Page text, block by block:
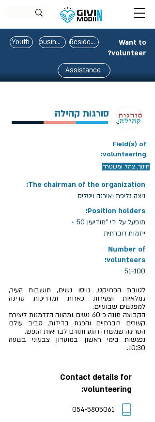
Youth business Residents
Want to
volunteer?
Assistance
סורגות קהילה
Field(s) of
volunteering:
חינוך, צהל ומשטרה
The chairman of the organization:
ניצה גליפת ואירנה ויטליס
Position holders:
מופעל על ידי "מודיעין 50 +
ייזמות חברתית
Number of
volunteers:
51-100
לטובת הפרויקט, גויסו נשים, תושבות העיר,
גמלאיות וצעירות כאחת ומדריכות סריגה
למפגשים שבועיים.
הקבוצה מונה כ-60 נשים ומהווה הזדמנות ליצירת
קשרים חברתיים והפגת בדידות, סביב עולם
הסריגה שמשרה רוגע ותורם לבריאות הנפש.
נפגשות בימי ראשון במועדון צבעוני בשעה
10:30.
Contact details for
volunteering:
054-5805061